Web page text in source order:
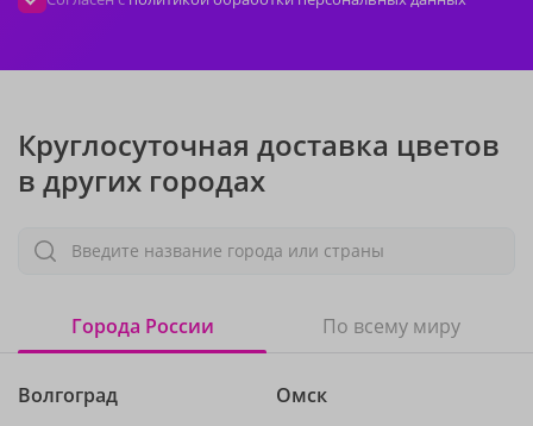
Круглосуточная доставка цветов
в других городах
Введите название города или страны
Города России По всему миру
Волгоград
Омск